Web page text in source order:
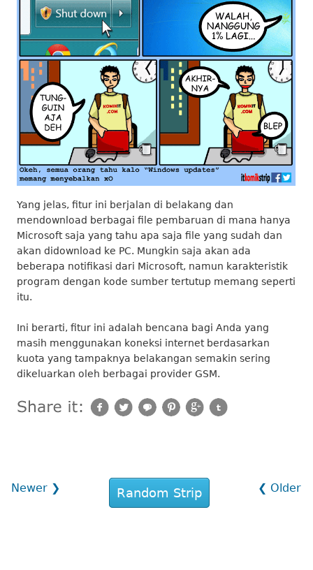
Yang jelas, fitur ini berjalan di belakang dan
mendownload berbagai file pembaruan di mana hanya
Microsoft saja yang tahu apa saja file yang sudah dan
akan didownload ke PC. Mungkin saja akan ada
beberapa notifikasi dari Microsoft, namun karakteristik
program dengan kode sumber tertutup memang seperti
itu.
Ini berarti, fitur ini adalah bencana bagi Anda yang
masih menggunakan koneksi internet berdasarkan
kuota yang tampaknya belakangan semakin sering
dikeluarkan oleh berbagai provider GSM.
Newer ❯ ❮ Older
Random Strip